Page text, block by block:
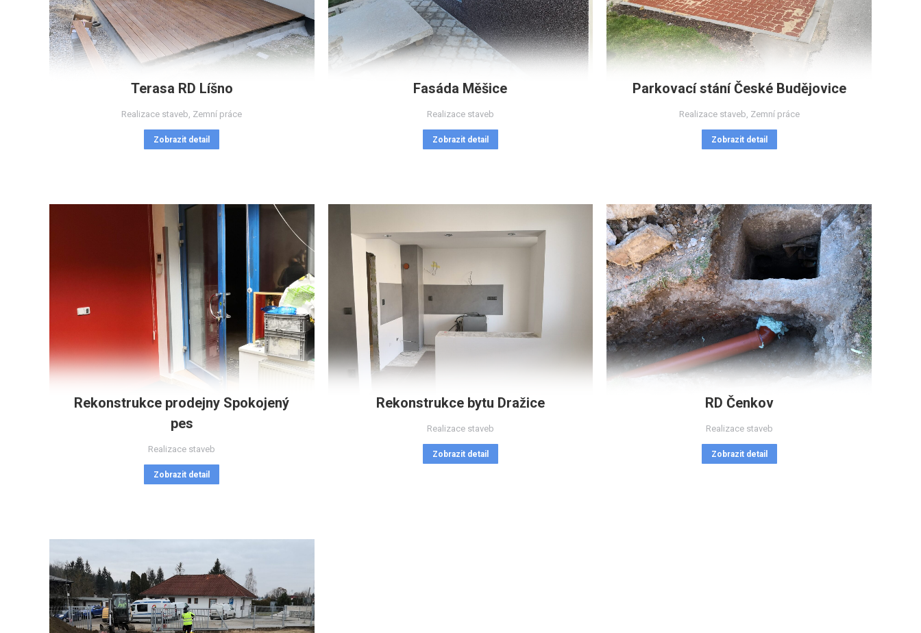
Terasa RD Líšno
Realizace staveb, Zemní práce
Zobrazit detail
Fasáda Měšice
Realizace staveb
Zobrazit detail
Parkovací stání České Budějovice
Realizace staveb, Zemní práce
Zobrazit detail
Rekonstrukce prodejny Spokojený
pes
Realizace staveb
Zobrazit detail
Rekonstrukce bytu Dražice
Realizace staveb
Zobrazit detail
RD Čenkov
Realizace staveb
Zobrazit detail